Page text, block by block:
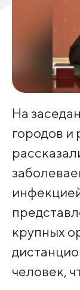
На
городов
крупных
человек,